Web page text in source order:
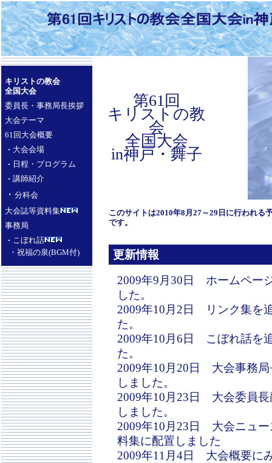
キリストの教会
全国大会
委員長・事務局長挨拶
大会テーマ
61回大会概要
大会会場
日程・プログラム
講師紹介
・ 分科会
大会誌等資料集
事務局
こぼれ話
・祝福の泉(BGM付)
第61回
キリストの教
会
全国大会
in神戸・舞子
このサイトは2010年8月27～29日に行われる
です。
更新情報
2009年9月30日 ホームペー
した。
2009年10月2日 リンク集を
た。
2009年10月6日 こぼれ話を
た。
2009年10月20日 大会事務局
しました。
2009年10月23日 大会委員長
しました。
2009年10月23日 大会ニュー
料集に配置しました
2009年11月4日 大会概要に